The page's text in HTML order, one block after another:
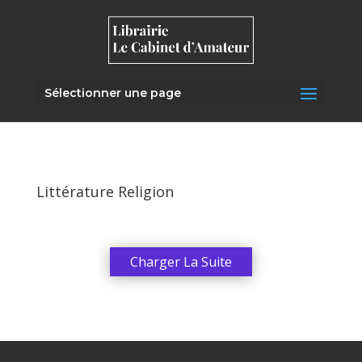
Sélectionner une page
Littérature Religion
Charger La Suite